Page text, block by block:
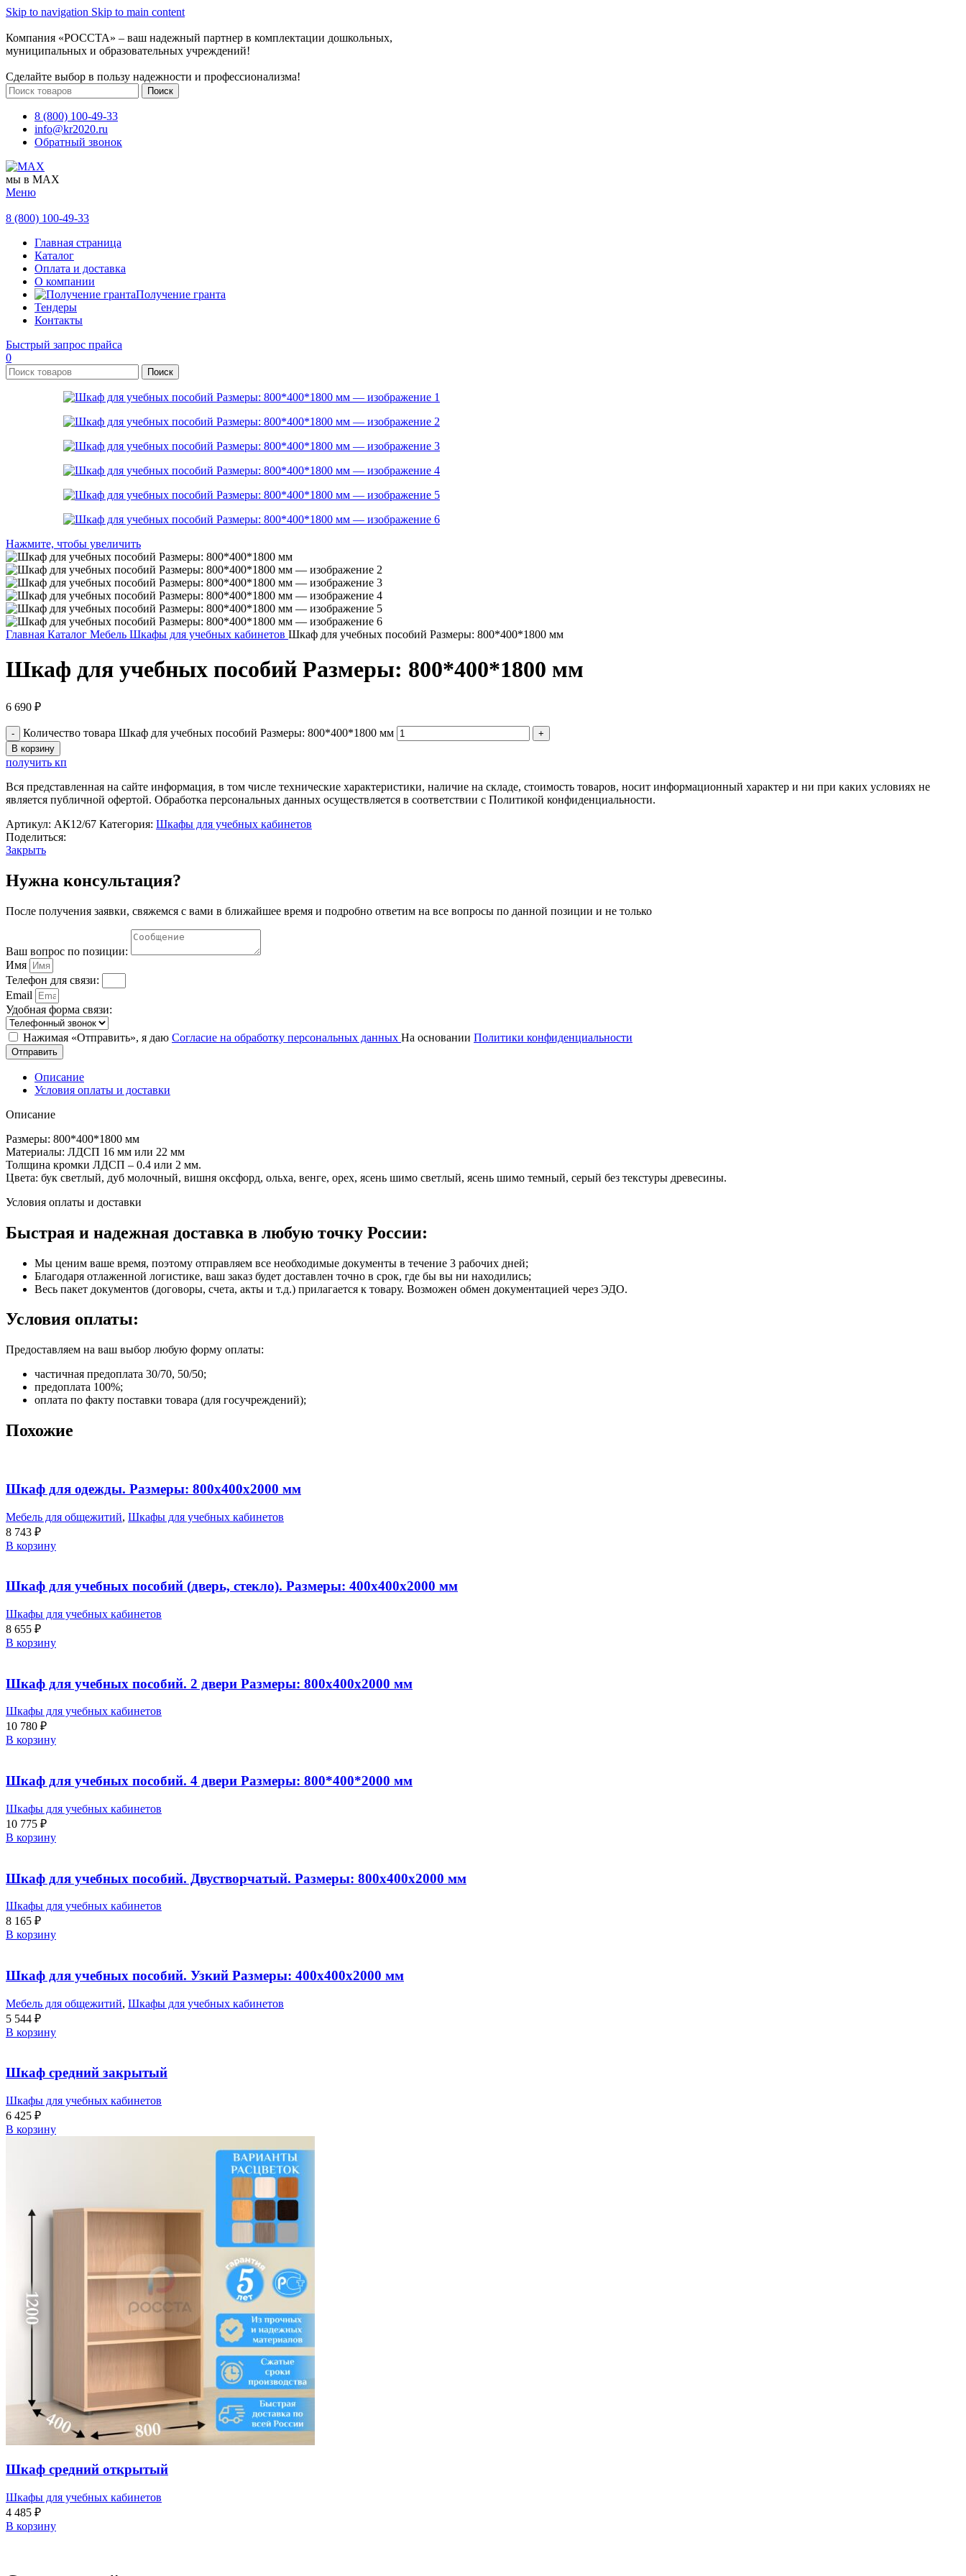
Skip to navigation Skip to main content
Компания «РОССТА» – ваш надежный партнер в комплектации дошкольных,
муниципальных и образовательных учреждений!
Сделайте выбор в пользу надежности и профессионализма!
Поиск
8 (800) 100-49-33
info@kr2020.ru
Обратный звонок
мы в MAX
Меню
8 (800) 100-49-33
Главная страница
Каталог
Оплата и доставка
О компании
Получение гранта
Тендеры
Контакты
Быстрый запрос прайса
0
Поиск
Нажмите, чтобы увеличить
Главная Каталог Мебель Шкафы для учебных кабинетов Шкаф для учебных пособий Размеры: 800*400*1800 мм
Шкаф для учебных пособий Размеры: 800*400*1800 мм
6 690 ₽
Количество товара Шкаф для учебных пособий Размеры: 800*400*1800 мм
В корзину
получить кп
Вся представленная на сайте информация, в том числе технические характеристики, наличие на складе, стоимость товаров, носит информационный характер и ни при каких условиях не
является публичной офертой. Обработка персональных данных осуществляется в соответствии с Политикой конфиденциальности.
Артикул: АК12/67 Категория: Шкафы для учебных кабинетов
Поделиться:
Закрыть
Нужна консультация?
После получения заявки, свяжемся с вами в ближайшее время и подробно ответим на все вопросы по данной позиции и не только
Ваш вопрос по позиции:
Имя
Телефон для связи:
Email
Удобная форма связи:
Нажимая «Отправить», я даю Согласие на обработку персональных данных На основании Политики конфиденциальности
Отправить
Описание
Условия оплаты и доставки
Описание
Размеры: 800*400*1800 мм
Материалы: ЛДСП 16 мм или 22 мм
Толщина кромки ЛДСП – 0.4 или 2 мм.
Цвета: бук светлый, дуб молочный, вишня оксфорд, ольха, венге, орех, ясень шимо светлый, ясень шимо темный, серый без текстуры древесины.
Условия оплаты и доставки
Быстрая и надежная доставка в любую точку России:
Мы ценим ваше время, поэтому отправляем все необходимые документы в течение 3 рабочих дней;
Благодаря отлаженной логистике, ваш заказ будет доставлен точно в срок, где бы вы ни находились;
Весь пакет документов (договоры, счета, акты и т.д.) прилагается к товару. Возможен обмен документацией через ЭДО.
Условия оплаты:
Предоставляем на ваш выбор любую форму оплаты:
частичная предоплата 30/70, 50/50;
предоплата 100%;
оплата по факту поставки товара (для госучреждений);
Похожие
Шкаф для одежды. Размеры: 800х400х2000 мм
Мебель для общежитий, Шкафы для учебных кабинетов
8 743 ₽
В корзину
Шкаф для учебных пособий (дверь, стекло). Размеры: 400х400х2000 мм
Шкафы для учебных кабинетов
8 655 ₽
В корзину
Шкаф для учебных пособий. 2 двери Размеры: 800х400х2000 мм
Шкафы для учебных кабинетов
10 780 ₽
В корзину
Шкаф для учебных пособий. 4 двери Размеры: 800*400*2000 мм
Шкафы для учебных кабинетов
10 775 ₽
В корзину
Шкаф для учебных пособий. Двустворчатый. Размеры: 800х400х2000 мм
Шкафы для учебных кабинетов
8 165 ₽
В корзину
Шкаф для учебных пособий. Узкий Размеры: 400х400х2000 мм
Мебель для общежитий, Шкафы для учебных кабинетов
5 544 ₽
В корзину
Шкаф средний закрытый
Шкафы для учебных кабинетов
6 425 ₽
В корзину
Шкаф средний открытый
Шкафы для учебных кабинетов
4 485 ₽
В корзину